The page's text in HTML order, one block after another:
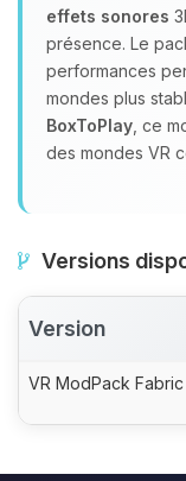
effets sonores
présence. Le
performances
mondes plus
BoxToPlay , ce
des mondes VR
Versions
Version
VR ModPack Fabric